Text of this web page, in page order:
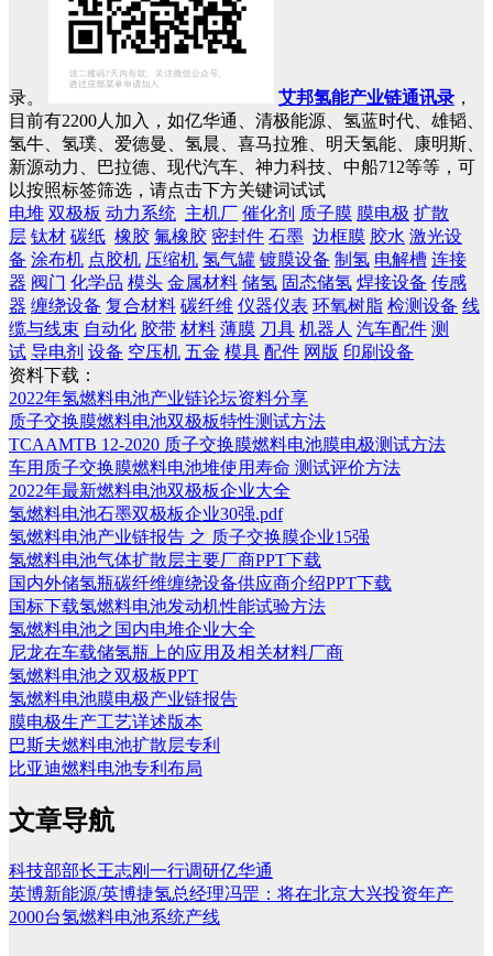
录。 艾邦氢能产业链通讯录 ，
目前有2200人加入，如亿华通、清极能源、氢蓝时代、雄韬、
氢牛、氢璞、爱德曼、氢晨、喜马拉雅、明天氢能、康明斯、
新源动力、巴拉德、现代汽车、神力科技、中船712等等，可
以按照标签筛选，请点击下方关键词试试
电堆 双极板 动力系统 主机厂 催化剂 质子膜 膜电极 扩散
层 钛材 碳纸 橡胶 氟橡胶 密封件 石墨 边框膜 胶水 激光设
备 涂布机 点胶机 压缩机 氢气罐 镀膜设备 制氢 电解槽 连接
器 阀门 化学品 模头 金属材料 储氢 固态储氢 焊接设备 传感
器 缠绕设备 复合材料 碳纤维 仪器仪表 环氧树脂 检测设备 线
缆与线束 自动化 胶带 材料 薄膜 刀具 机器人 汽车配件 测
试 导电剂 设备 空压机 五金 模具 配件 网版 印刷设备
资料下载：
2022年氢燃料电池产业链论坛资料分享
质子交换膜燃料电池双极板特性测试方法
TCAAMTB 12-2020 质子交换膜燃料电池膜电极测试方法
车用质子交换膜燃料电池堆使用寿命 测试评价方法
2022年最新燃料电池双极板企业大全
氢燃料电池石墨双极板企业30强.pdf
氢燃料电池产业链报告 之 质子交换膜企业15强
氢燃料电池气体扩散层主要厂商PPT下载
国内外储氢瓶碳纤维缠绕设备供应商介绍PPT下载
国标下载氢燃料电池发动机性能试验方法
氢燃料电池之国内电堆企业大全
尼龙在车载储氢瓶上的应用及相关材料厂商
氢燃料电池之双极板PPT
氢燃料电池膜电极产业链报告
膜电极生产工艺详述版本
巴斯夫燃料电池扩散层专利
比亚迪燃料电池专利布局
文章导航
科技部部长王志刚一行调研亿华通
英博新能源/英博捷氢总经理冯罡：将在北京大兴投资年产
2000台氢燃料电池系统产线